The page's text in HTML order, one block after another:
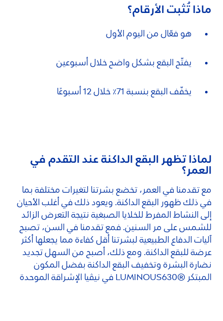
ماذا تُثبت الأرقام؟
هو فعّال من اليوم الأول
يفتّح البقع بشكل واضح خلال أسبوعين
يخفّف البقع بنسبة 71٪ خلال 12 أسبوعًا
لماذا تظهر البقع الداكنة عند التقدم في
العمر؟
مع تقدمنا في العمر، تخضع بشرتنا لتغيرات مختلفة بما
في ذلك ظهور البقع الداكنة. ويعود ذلك في أغلب الأحيان
إلى النشاط المفرط للخلايا الصبغية نتيجة التعرض الزائد
للشمس على مر السنين. فمع تقدمنا في السن، تصبح
آليات الدفاع الطبيعية لبشرتنا أقل كفاءة مما يجعلها أكثر
عرضة للبقع الداكنة. ومع ذلك، أصبح من السهل تجديد
نضارة البشرة وتخفيف البقع الداكنة بفضل المكون
المبتكر ®
LUMINOUS630 في نيڤيا الإشراقة الموحدة